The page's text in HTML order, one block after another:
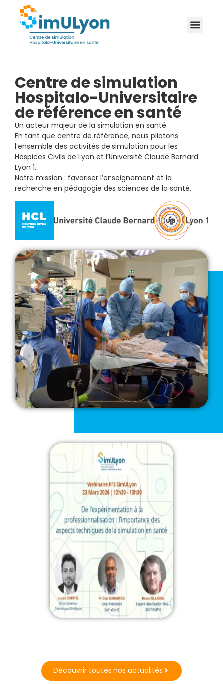
Centre de simulation
Hospitalo-Universitaire
de référence en santé
Un acteur majeur de la simulation en santé
En tant que centre de référence, nous pilotons
l’ensemble des activités de simulation pour les
Hospices Civils de Lyon et l’Université Claude Bernard
Lyon 1.
Notre mission : favoriser l’enseignement et la
recherche en pédagogie des sciences de la santé.
Découvrir toutes nos actualités